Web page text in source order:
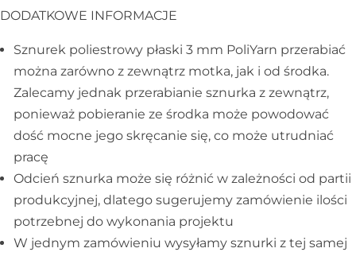
DODATKOWE INFORMACJE
Sznurek poliestrowy płaski 3 mm PoliYarn przerabiać
można zarówno z zewnątrz motka, jak i od środka.
Zalecamy jednak przerabianie sznurka z zewnątrz,
ponieważ pobieranie ze środka może powodować
dość mocne jego skręcanie się, co może utrudniać
pracę
Odcień sznurka może się różnić w zależności od partii
produkcyjnej, dlatego sugerujemy zamówienie ilości
potrzebnej do wykonania projektu
W jednym zamówieniu wysyłamy sznurki z tej samej